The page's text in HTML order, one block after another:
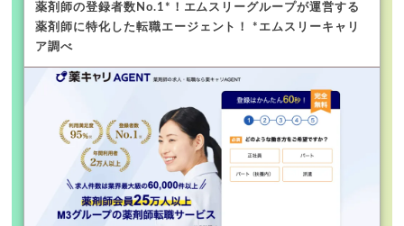
薬剤師の登録者数No.1*！ エムスリーグループが運営する
薬剤師に特化した転職エージェント！ *エムスリーキャリ
ア調べ